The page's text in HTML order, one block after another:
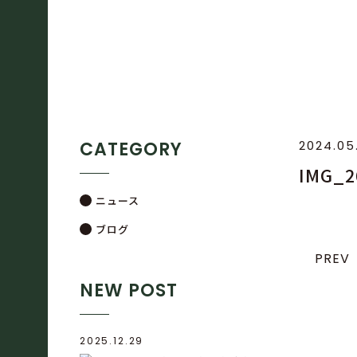
PREV
CATEGORY
ニュース
ブログ
NEW POST
2025.12.29